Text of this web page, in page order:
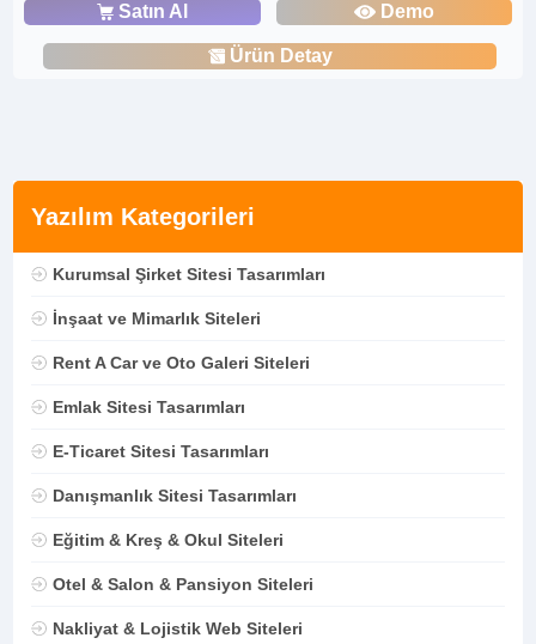
Yazılım Kategorileri
Kurumsal Şirket Sitesi Tasarımları
İnşaat ve Mimarlık Siteleri
Rent A Car ve Oto Galeri Siteleri
Emlak Sitesi Tasarımları
E-Ticaret Sitesi Tasarımları
Danışmanlık Sitesi Tasarımları
Eğitim & Kreş & Okul Siteleri
Otel & Salon & Pansiyon Siteleri
Nakliyat & Lojistik Web Siteleri
Satın Al Demo
Ürün Detay